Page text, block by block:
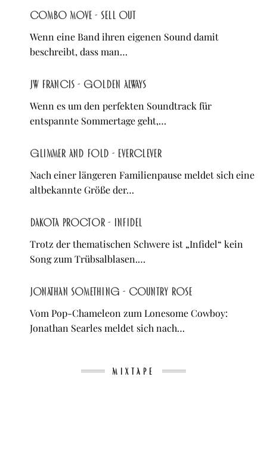
Combo Move - Sell Out
Wenn eine Band ihren eigenen Sound damit
beschreibt, dass man…
JW Francis - Golden Always
Wenn es um den perfekten Soundtrack für
entspannte Sommertage geht,…
Glimmer and Fold - Everclever
Nach einer längeren Familienpause meldet sich eine
altbekannte Größe der…
Dakota Proctor - Infidel
Trotz der thematischen Schwere ist „Infidel“ kein
Song zum Trübsalblasen.…
Jonathan Something - Country Rose
Vom Pop-Chameleon zum Lonesome Cowboy:
Jonathan Searles meldet sich nach…
MIXTAPE